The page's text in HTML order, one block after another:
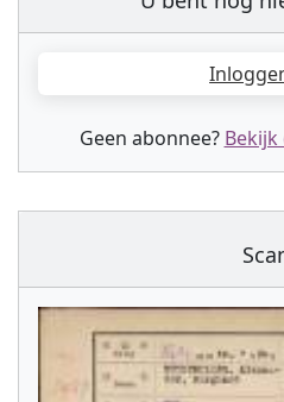
Geen abonnee?